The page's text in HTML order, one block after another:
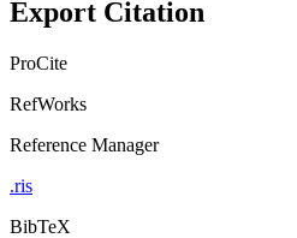
Export Citation
ProCite
RefWorks
Reference Manager
.ris
BibTeX